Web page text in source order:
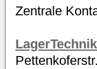
Zentrale